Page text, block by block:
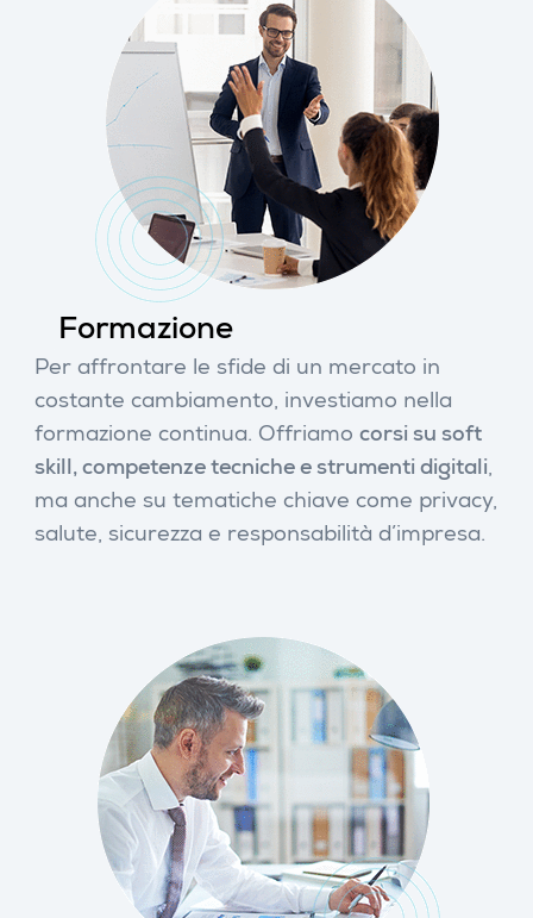
Formazione
Per affrontare le sfide di un mercato in
costante cambiamento, investiamo nella
formazione continua. Offriamo corsi su soft
skill, competenze tecniche e strumenti digitali,
ma anche su tematiche chiave come privacy,
salute, sicurezza e responsabilità d’impresa.